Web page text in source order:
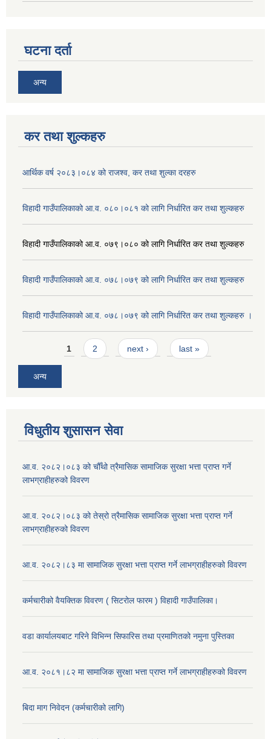
घटना दर्ता
अन्य
कर तथा शुल्कहरु
आर्थिक वर्ष २०८३।०८४ को राजश्व, कर तथा शुल्का दरहरु
विहादी गाउँपालिकाको आ.व. ०८०।०८१ को लागि निर्धारित कर तथा शुल्कहरु
विहादी गाउँपालिकाको आ.व. ०७९।०८० को लागि निर्धारित कर तथा शुल्कहरु
विहादी गाउँपालिकाको आ.व. ०७८।०७९ को लागि निर्धारित कर तथा शुल्कहरु
विहादी गाउँपालिकाको आ.व. ०७८।०७९ को लागि निर्धारित कर तथा शुल्कहरु ।
Pages1 2 next › last »
अन्य
विधुतीय शुसासन सेवा
आ.व. २०८२।०८३ को चौँथो त्रैमासिक सामाजिक सुरक्षा भत्ता प्राप्त गर्ने
लाभग्राहीहरुको विवरण
आ.व. २०८२।०८३ को तेस्रो त्रैमासिक सामाजिक सुरक्षा भत्ता प्राप्त गर्ने
लाभग्राहीहरुको विवरण
आ.व. २०८२।८३ मा सामाजिक सुरक्षा भत्ता प्राप्त गर्ने लाभग्राहीहरुको विवरण
कर्मचारीको वैयक्तिक विवरण ( सिटरोल फारम ) विहादी गाउँपालिका।
वडा कार्यालयबाट गरिने विभिन्न सिफारिस तथा प्रमाणितको नमुना पुस्तिका
आ.व. २०८१।८२ मा सामाजिक सुरक्षा भत्ता प्राप्त गर्ने लाभग्राहीहरुको विवरण
बिदा माग निवेदन (कर्मचारीको लागि)